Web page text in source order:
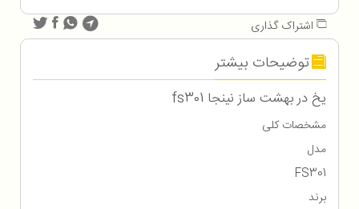
اشتراک گذاری
توضیحات بیشتر
یخ در بهشت ساز نینجا fs301
مشخصات کلی
مدل
FS301
برند